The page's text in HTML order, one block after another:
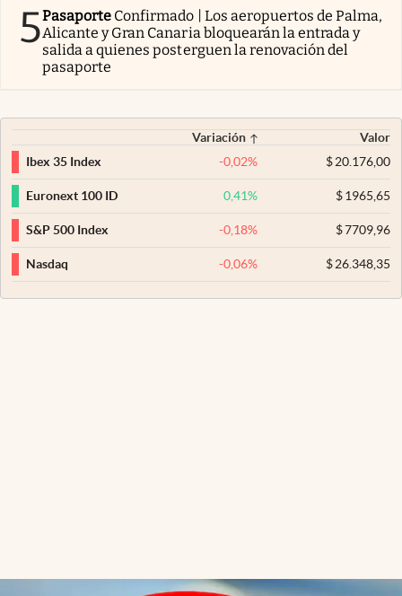
5Pasaporte Confirmado | Los aeropuertos de Palma,
Alicante y Gran Canaria bloquearán la entrada y
salida a quienes posterguen la renovación del
pasaporte
Variación
Valor
Ibex 35 Index
-0,02% $20.176,00
Euronext 100 ID 0,41% $1965,65
S&P 500 Index -0,18% $7709,96
Nasdaq -0,06% $26.348,35